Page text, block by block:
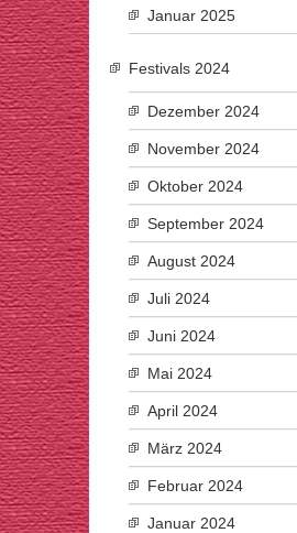
Januar 2025
Festivals 2024
Dezember 2024
November 2024
Oktober 2024
September 2024
August 2024
Juli 2024
Juni 2024
Mai 2024
April 2024
März 2024
Februar 2024
Januar 2024